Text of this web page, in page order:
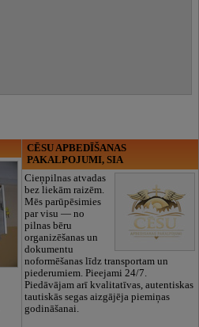
CĒSU APBEDĪŠANAS
PAKALPOJUMI, SIA
Cieņpilnas atvadas
bez liekām raizēm.
Mēs parūpēsimies
par visu — no
pilnas bēru
organizēšanas un
dokumentu
noformēšanas līdz transportam un
piederumiem. Pieejami 24/7.
Piedāvājam arī kvalitatīvas, autentiskas
tautiskās segas aizgājēja piemiņas
godināšanai.